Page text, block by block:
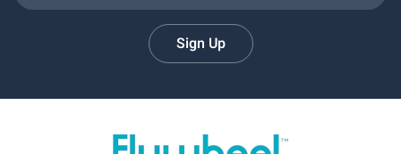
Sign Up